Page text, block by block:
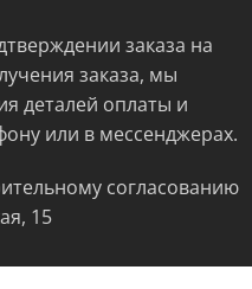
заказа на
заказа, мы
деталей оплаты и
или в мессенджерах.
согласованию
15